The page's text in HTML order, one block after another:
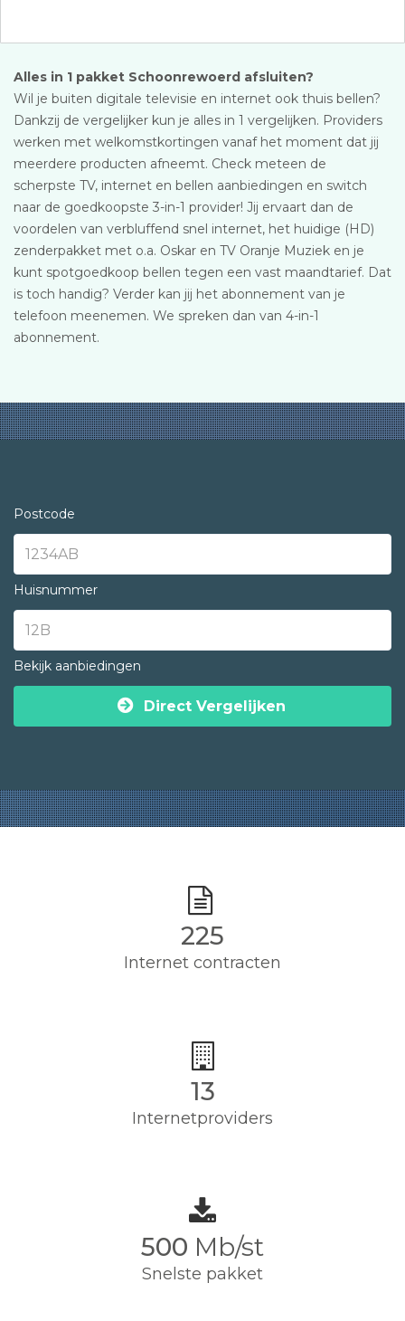
Alles in 1 pakket Schoonrewoerd afsluiten?
Wil je buiten digitale televisie en internet ook thuis bellen?
Dankzij de vergelijker kun je alles in 1 vergelijken. Providers
werken met welkomstkortingen vanaf het moment dat jij
meerdere producten afneemt. Check meteen de
scherpste TV, internet en bellen aanbiedingen en switch
naar de goedkoopste 3-in-1 provider! Jij ervaart dan de
voordelen van verbluffend snel internet, het huidige (HD)
zenderpakket met o.a. Oskar en TV Oranje Muziek en je
kunt spotgoedkoop bellen tegen een vast maandtarief. Dat
is toch handig? Verder kan jij het abonnement van je
telefoon meenemen. We spreken dan van 4-in-1
abonnement.
Postcode
Huisnummer
Bekijk aanbiedingen
Direct Vergelijken
225
Internet contracten
13
Internetproviders
500 Mb/st
Snelste pakket